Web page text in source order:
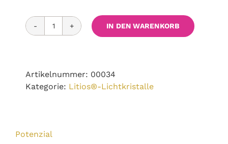
Goldenes
IN DEN WARENKORB
Artikelnummer: 00034
Kategorie: Litios®-Lichtkristalle
Potenzial